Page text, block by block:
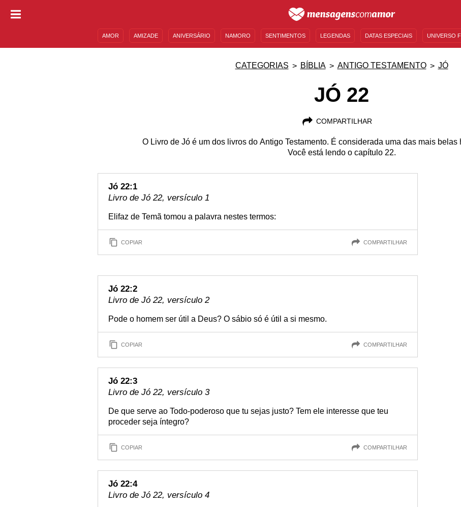
AMOR AMIZADE ANIVERSÁRIO NAMORO SENTIMENTOS LEGENDAS DATAS ESPECIAIS UNIVERSO
CATEGORIAS BÍBLIA ANTIGO TESTAMENTO JÓ
JÓ 22
COMPARTILHAR
O Livro de Jó é um dos livros do Antigo Testamento. É considerada uma das mais belas
Você está lendo o capítulo 22.
Jó 22:1
Livro de Jó 22, versículo 1
Elifaz de Temã tomou a palavra nestes termos:
COPIAR COMPARTILHAR
Jó 22:2
Livro de Jó 22, versículo 2
Pode o homem ser útil a Deus? O sábio só é útil a si mesmo.
COPIAR COMPARTILHAR
Jó 22:3
Livro de Jó 22, versículo 3
De que serve ao Todo-poderoso que tu sejas justo? Tem ele interesse que teu
proceder seja íntegro?
COPIAR COMPARTILHAR
Jó 22:4
Livro de Jó 22, versículo 4